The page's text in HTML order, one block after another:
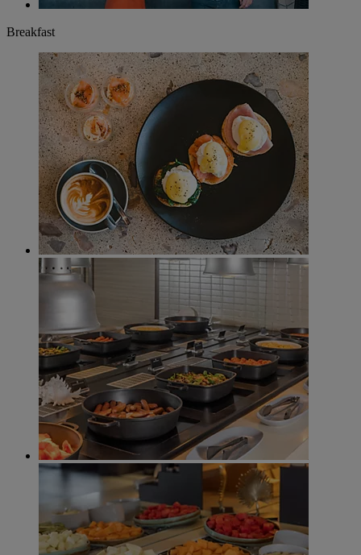
Breakfast